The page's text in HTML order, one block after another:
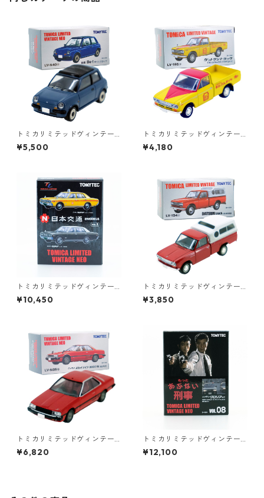
トミカリミテッドヴィンテー
ジネオ LV-N40a 日産 Be-1 キ
ャンバストップ #36225614
¥5,500
トミカリミテッドヴィンテー
ジ LV-195a ダットサントラッ
ク 1300デラックス ブリヂス
¥4,180
トミカリミテッドヴィンテー
ジネオ 日本交通 VOL.3 2MO
DELS #10223412
¥10,450
トミカリミテッドヴィンテー
ジ LV-194a DATSUN truck 北
米仕様 #36316633
¥3,850
トミカリミテッドヴィンテー
ジネオ LV-N85b ニッサン スカ
イライン 2000 RS 82年式 #3
¥6,820
トミカリミテッドヴィンテー
ジネオ もっと あぶない刑事 V
OL.08 ニッサン グロリア HT
¥12,100